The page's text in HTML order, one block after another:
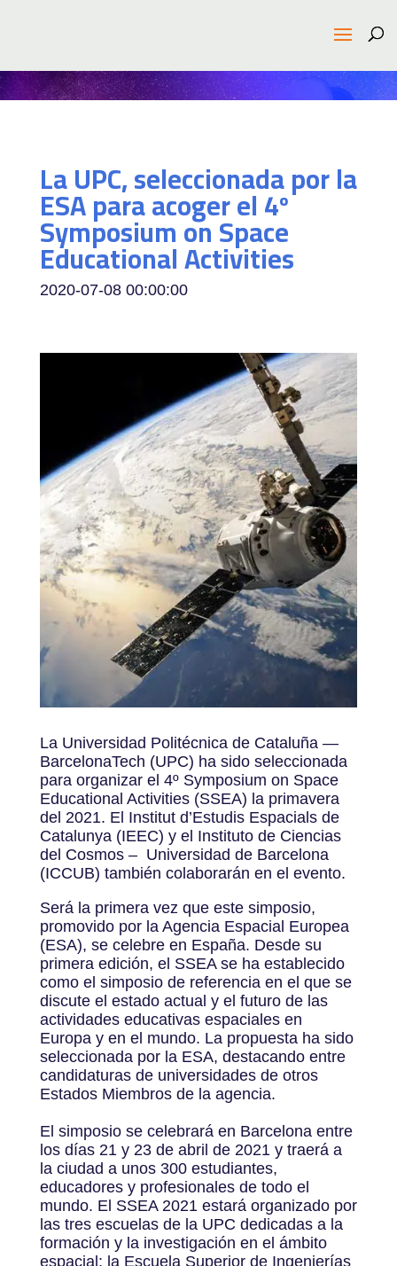
La UPC, seleccionada por la
ESA para acoger el 4º
Symposium on Space
Educational Activities
2020-07-08 00:00:00
La Universidad Politécnica de Cataluña —
BarcelonaTech (UPC) ha sido seleccionada
para organizar el 4º Symposium on Space
Educational Activities (SSEA) la primavera
del 2021. El Institut d’Estudis Espacials de
Catalunya (IEEC) y el Instituto de Ciencias
del Cosmos – Universidad de Barcelona
(ICCUB) también colaborarán en el evento.
Será la primera vez que este simposio,
promovido por la Agencia Espacial Europea
(ESA), se celebre en España. Desde su
primera edición, el SSEA se ha establecido
como el simposio de referencia en el que se
discute el estado actual y el futuro de las
actividades educativas espaciales en
Europa y en el mundo. La propuesta ha sido
seleccionada por la ESA, destacando entre
candidaturas de universidades de otros
Estados Miembros de la agencia.
El simposio se celebrará en Barcelona entre
los días 21 y 23 de abril de 2021 y traerá a
la ciudad a unos 300 estudiantes,
educadores y profesionales de todo el
mundo. El SSEA 2021 estará organizado por
las tres escuelas de la UPC dedicadas a la
formación y la investigación en el ámbito
espacial: la Escuela Superior de Ingenierías